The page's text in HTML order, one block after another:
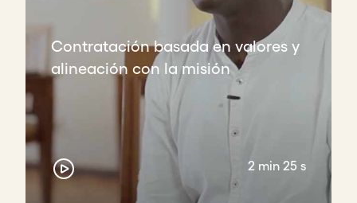
Contratación basada en valores y
alineación con la misión
2 min 25 s